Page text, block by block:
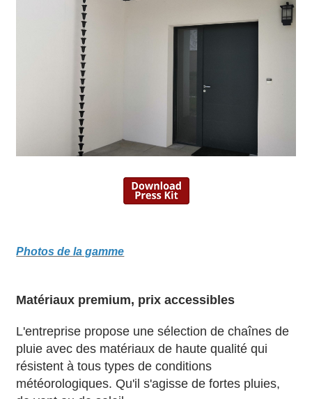
Photos de la gamme
Matériaux premium, prix accessibles
L'entreprise propose une sélection de chaînes de
pluie avec des matériaux de haute qualité qui
résistent à tous types de conditions
météorologiques. Qu'il s'agisse de fortes pluies,